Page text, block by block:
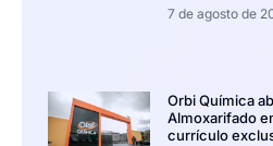
7 de agosto de
Orbi Química
Almoxarifado
currículo